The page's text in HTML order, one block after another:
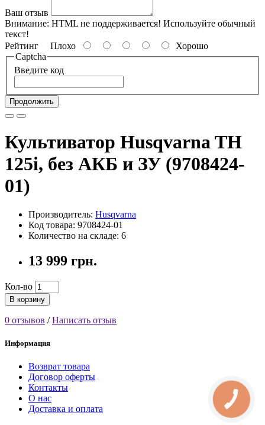
Ваш отзыв
Внимание: HTML не поддерживается! Используйте обычный
текст!
Рейтинг Плохо
Хорошо
Captcha
Введите код
Продолжить
Культиватор Husqvarna TH
125i, без АКБ и ЗУ (9708424-
01)
Производитель: Husqvarna
Код товара: 9708424-01
Количество на складе: 6
13 999 грн.
Кол-во
В корзину
0 отзывов /Написать отзыв
Информация
Возврат товара
Договор оферты
Контакты
О нас
Доставка и оплата